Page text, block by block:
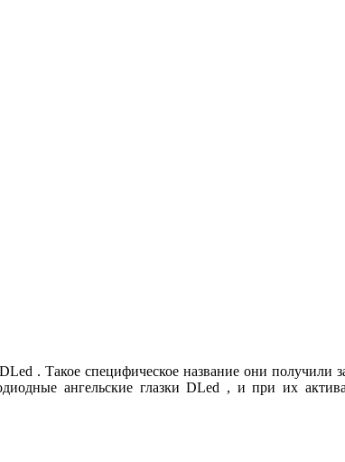
. Такое специфическое название они
ангельские глазки DLed , и при их